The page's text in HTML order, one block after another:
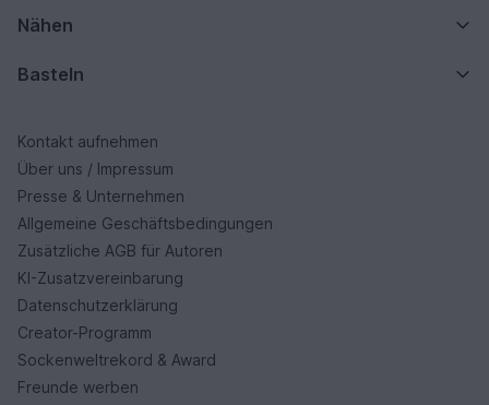
Nähen
Basteln
Kontakt aufnehmen
Über uns / Impressum
Presse & Unternehmen
Allgemeine Geschäftsbedingungen
Zusätzliche AGB für Autoren
KI-Zusatzvereinbarung
Datenschutzerklärung
Creator-Programm
Sockenweltrekord & Award
Freunde werben